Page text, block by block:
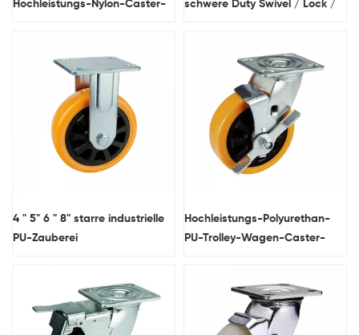
Hochleistungs-Nylon-Caster-
schwere Duty Swivel / Lock /
4 " 5" 6 " 8" starre industrielle
PU-Zauberei
Hochleistungs-Polyurethan-
PU-Trolley-Wagen-Caster-